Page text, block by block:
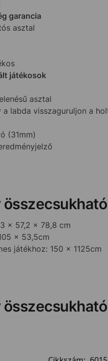
garancia
asztal
játékosok
asztal
labda visszaguruljon a
(31mm)
x 57,2 x 78,8 cm
x 53,5cm
játékhoz: 150 x 1125cm